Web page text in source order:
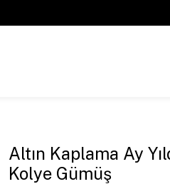
Altın Kaplama Ay
Kolye Gümüş